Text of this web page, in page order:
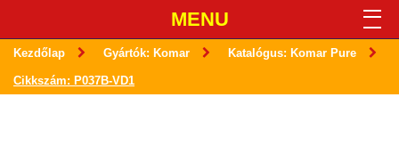
MENU
Kezdőlap Gyártók: Komar Katalógus: Komar Pure
Cikkszám: P037B-VD1